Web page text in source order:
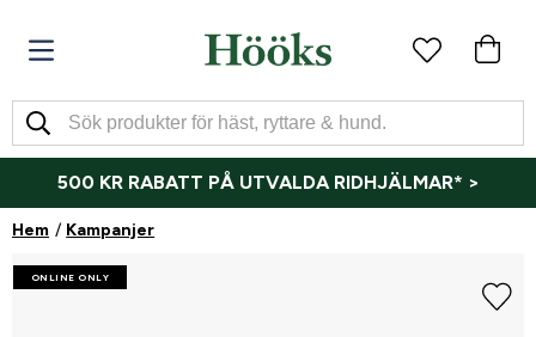
500 KR RABATT PÅ UTVALDA RIDHJÄLMAR* >
Hem Kampanjer
ONLINE ONLY